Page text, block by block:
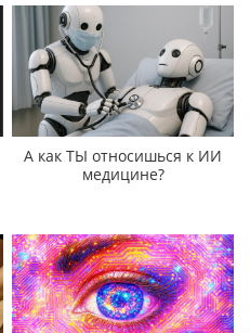
А как ТЫ относишься к ИИ
медицине?